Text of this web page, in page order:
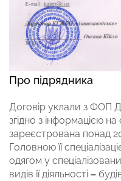
Про підрядника
Договір уклали з ФОП
згідно з інформацією на
зареєстрована понад
Головною її
одягом у
видів її діяльності –